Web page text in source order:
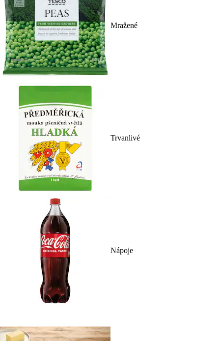
Mražené
Trvanlivé
Nápoje